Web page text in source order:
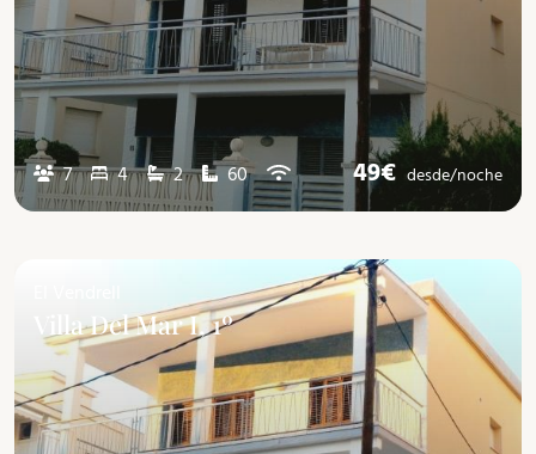
7 4 2 60 49€ desde/noche
Villa Del Mar I, 1º